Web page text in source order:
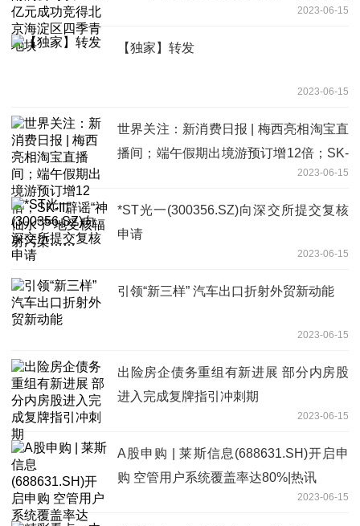
2023-06-15
【独家】转发
2023-06-15
世界关注：新消费日报 | 梅西亮相淘宝直
播间；端午假期出境游预订增12倍；SK-
II辟谣“神仙水”产地受核辐射污染……2023-06-15
*ST光一(300356.SZ)向深交所提交复核
申请
2023-06-15
引领“新三样” 汽车出口折射外贸新动能
2023-06-15
出险房企债务重组有新进展 部分内房股
进入完成复牌指引冲刺期
2023-06-15
A股申购 | 莱斯信息(688631.SH)开启申
购 空管用户系统覆盖率达80%|热讯
2023-06-15